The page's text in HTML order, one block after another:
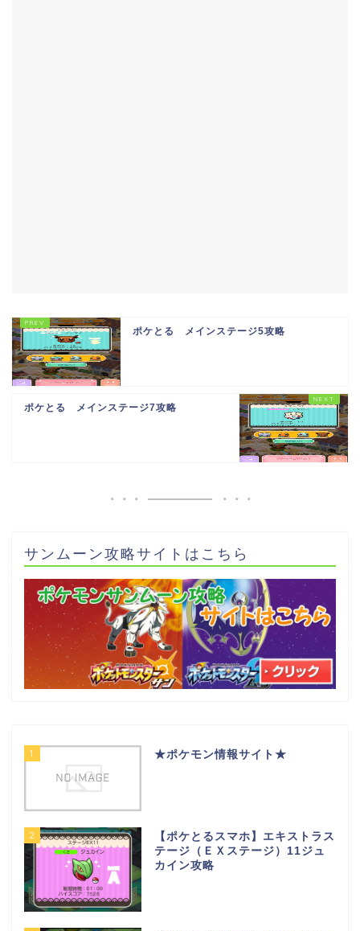
ポケとる メインステージ5攻略
ポケとる メインステージ7攻略
サンムーン攻略サイトはこちら
1 ★ポケモン情報サイト★
2
【ポケとるスマホ】エキストラス
テージ（ＥＸステージ）11ジュ
カイン攻略